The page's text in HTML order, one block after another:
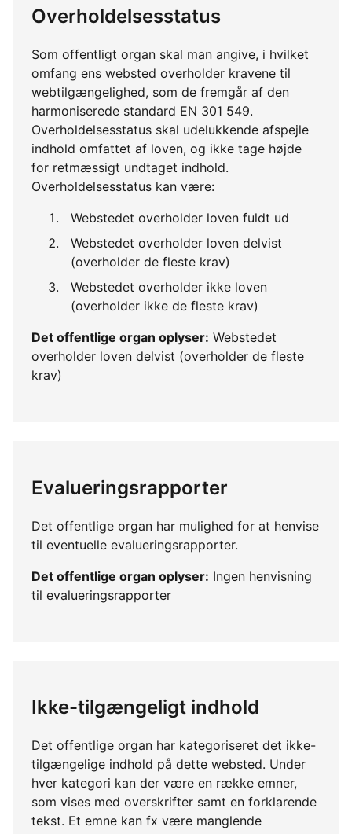
Overholdelsesstatus
Som offentligt organ skal man angive, i hvilket
omfang ens websted overholder kravene til
webtilgængelighed, som de fremgår af den
harmoniserede standard EN 301 549.
Overholdelsesstatus skal udelukkende afspejle
indhold omfattet af loven, og ikke tage højde
for retmæssigt undtaget indhold.
Overholdelsesstatus kan være:
Webstedet overholder loven fuldt ud
Webstedet overholder loven delvist
(overholder de fleste krav)
Webstedet overholder ikke loven
(overholder ikke de fleste krav)
Det offentlige organ oplyser: Webstedet
overholder loven delvist (overholder de fleste
krav)
Evalueringsrapporter
Det offentlige organ har mulighed for at henvise
til eventuelle evalueringsrapporter.
Det offentlige organ oplyser: Ingen henvisning
til evalueringsrapporter
Ikke-tilgængeligt indhold
Det offentlige organ har kategoriseret det ikke-
tilgængelige indhold på dette websted. Under
hver kategori kan der være en række emner,
som vises med overskrifter samt en forklarende
tekst. Et emne kan fx være manglende